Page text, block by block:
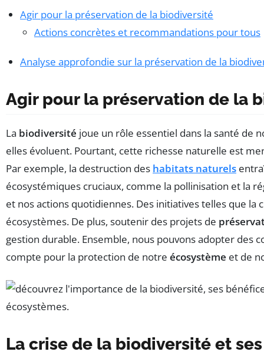
Agir pour la préservation de la biodiversité
Actions concrètes et recommandations pour tous
Analyse approfondie sur la préservation de la
Agir pour la préservation de la
La biodiversité joue un rôle essentiel dans la santé de
elles évoluent. Pourtant, cette richesse naturelle est
Par exemple, la destruction des habitats naturels
écosystémiques cruciaux, comme la pollinisation et la
et nos actions quotidiennes. Des initiatives telles que la
écosystèmes. De plus, soutenir des projets de
gestion durable. Ensemble, nous pouvons adopter des
compte pour la protection de notre écosystème et de
La crise de la biodiversité et